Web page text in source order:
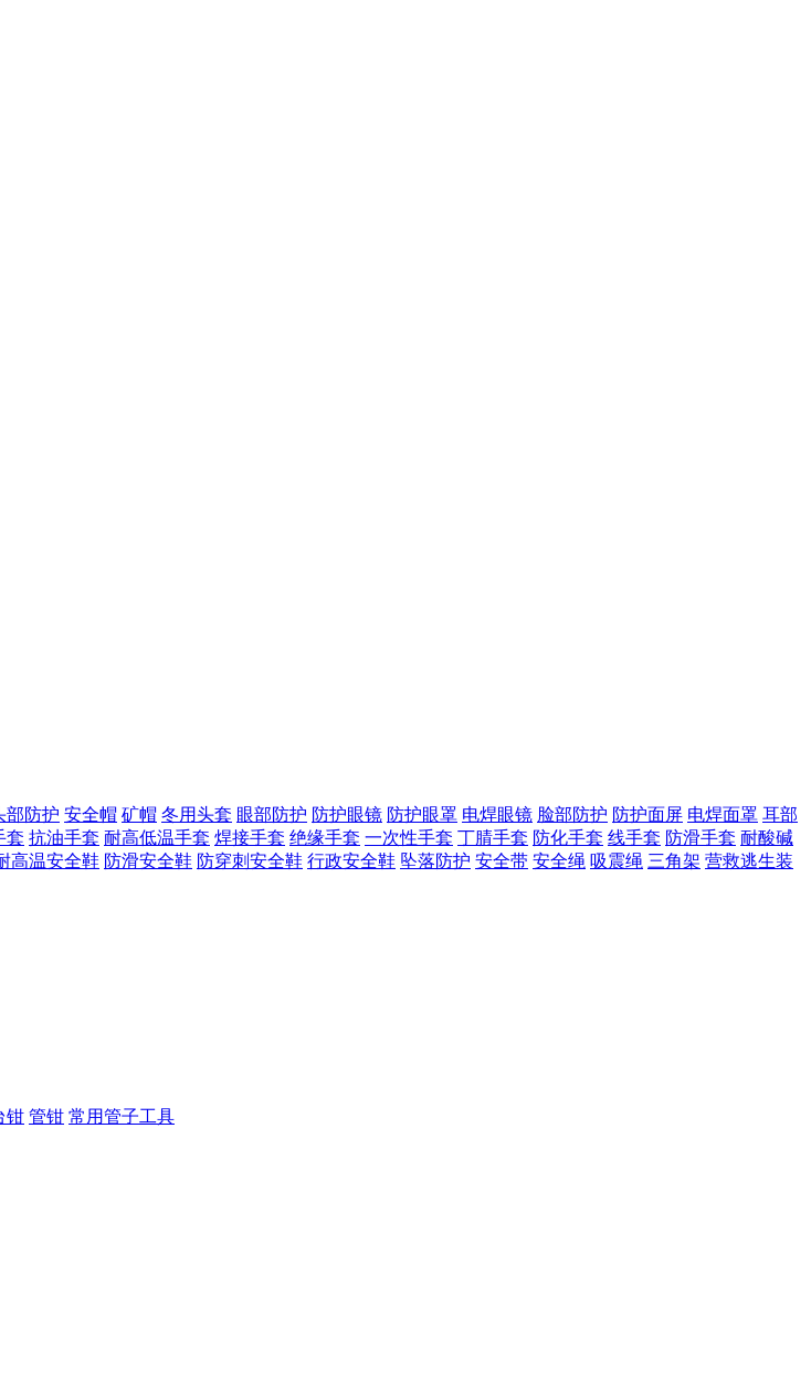
部防护 安全帽 矿帽 冬用头套 眼部防护 防护眼镜 防护眼罩 电焊眼镜 脸部防护 防护面屏 电焊面罩 耳部
套 抗油手套 耐高低温手套 焊接手套 绝缘手套 一次性手套 丁腈手套 防化手套 线手套 防滑手套 耐酸碱
高温安全鞋 防滑安全鞋 防穿刺安全鞋 行政安全鞋 坠落防护 安全带 安全绳 吸震绳 三角架 营救逃生装
钳 管钳 常用管子工具